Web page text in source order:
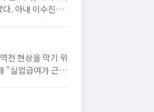
다. 아내 이수진은
전 현상을 막기 위